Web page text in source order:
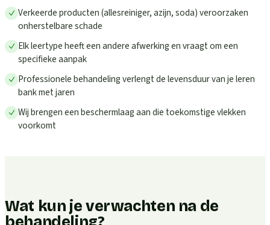
Verkeerde producten (allesreiniger, azijn, soda) veroorzaken
onherstelbare schade
Elk leertype heeft een andere afwerking en vraagt om een
specifieke aanpak
Professionele behandeling verlengt de levensduur van je leren
bank met jaren
Wij brengen een beschermlaag aan die toekomstige vlekken
voorkomt
Wat kun je verwachten na de